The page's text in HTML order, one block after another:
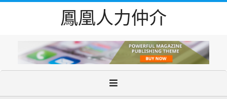
鳳凰人力仲介